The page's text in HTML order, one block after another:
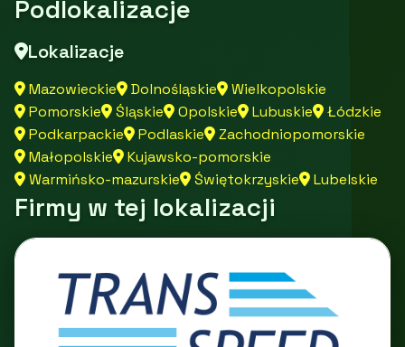
Podlokalizacje
Lokalizacje
Mazowieckie Dolnośląskie
Wielkopolskie
Pomorskie
Śląskie Opolskie Lubuskie
Łódzkie
Podkarpackie
Podlaskie
Zachodniopomorskie
Małopolskie
Kujawsko-pomorskie
Warmińsko-mazurskie
Świętokrzyskie Lubelskie
Firmy w tej lokalizacji